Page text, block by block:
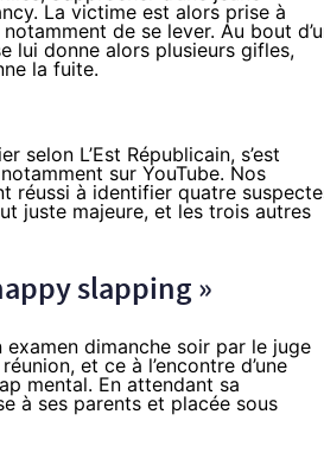
La victime est alors prise à
de se lever. Au bout
lui donne alors plusieurs gifles,
la fuite.
selon L’Est Républicain, s’est
sur YouTube. Nos
réussi à identifier quatre
juste majeure, et les trois autres
slapping »
examen dimanche soir par le juge
et ce à l’encontre d’une
mental. En attendant sa
à ses parents et placée sous